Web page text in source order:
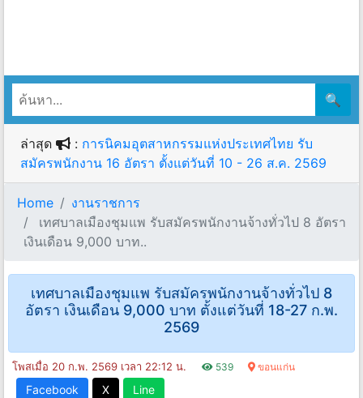
🔍
ล่าสุด : การนิคมอุตสาหกรรมแห่งประเทศไทย รับ
สมัครพนักงาน 16 อัตรา ตั้งแต่วันที่ 10 - 26 ส.ค. 2569
Home
งานราชการ
เทศบาลเมืองชุมแพ รับสมัครพนักงานจ้างทั่วไป 8 อัตรา
เงินเดือน 9,000 บาท..
เทศบาลเมืองชุมแพ รับสมัครพนักงานจ้างทั่วไป 8
อัตรา เงินเดือน 9,000 บาท ตั้งแต่วันที่ 18-27 ก.พ.
2569
โพสเมื่อ 20 ก.พ. 2569 เวลา 22:12 น. 539 ขอนแก่น
Facebook X Line